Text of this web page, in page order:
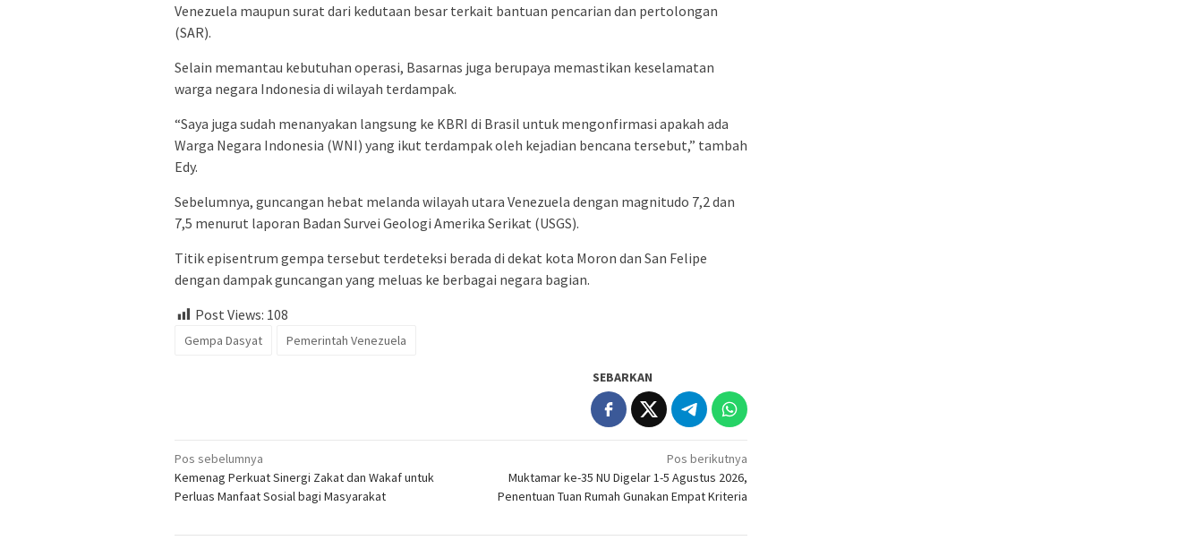
Venezuela maupun surat dari kedutaan besar terkait bantuan pencarian dan pertolongan
(SAR).
Selain memantau kebutuhan operasi, Basarnas juga berupaya memastikan keselamatan
warga negara Indonesia di wilayah terdampak.
“Saya juga sudah menanyakan langsung ke KBRI di Brasil untuk mengonfirmasi apakah ada
Warga Negara Indonesia (WNI) yang ikut terdampak oleh kejadian bencana tersebut,” tambah
Edy.
Sebelumnya, guncangan hebat melanda wilayah utara Venezuela dengan magnitudo 7,2 dan
7,5 menurut laporan Badan Survei Geologi Amerika Serikat (USGS).
Titik episentrum gempa tersebut terdeteksi berada di dekat kota Moron dan San Felipe
dengan dampak guncangan yang meluas ke berbagai negara bagian.
Post Views: 108
Gempa Dasyat Pemerintah Venezuela
SEBARKAN
Navigasi
pos
Pos sebelumnya
Kemenag Perkuat Sinergi Zakat dan Wakaf untuk
Perluas Manfaat Sosial bagi Masyarakat
Pos berikutnya
Muktamar ke-35 NU Digelar 1-5 Agustus 2026,
Penentuan Tuan Rumah Gunakan Empat Kriteria